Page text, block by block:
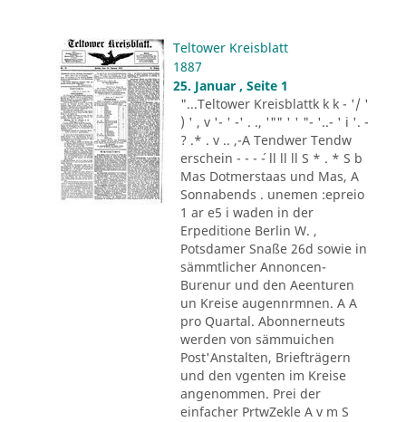
Teltower Kreisblatt
1887
25. Januar , Seite 1
"...Teltower Kreisblattk k k - '/ '
) ' , v '- ' -' . ., '"" ' ' "- '..- ' i '. -
? .* . v .. ,-A Tendwer Tendw
erschein - - - ´- ll ll ll S * . * S b
Mas Dotmerstaas und Mas, A
Sonnabends . unemen :epreio
1 ar e5 i waden in der
Erpeditione Berlin W. ,
Potsdamer Snaße 26d sowie in
sämmtlicher Annoncen-
Burenur und den Aeenturen
un Kreise augennrmnen. A A
pro Quartal. Abonnerneuts
werden von sämmuichen
Post'Anstalten, Briefträgern
und den vgenten im Kreise
angenommen. Prei der
einfacher PrtwZekle A v m S